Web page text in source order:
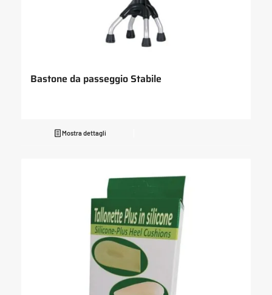
Bastone da passeggio Stabile
Mostra dettagli